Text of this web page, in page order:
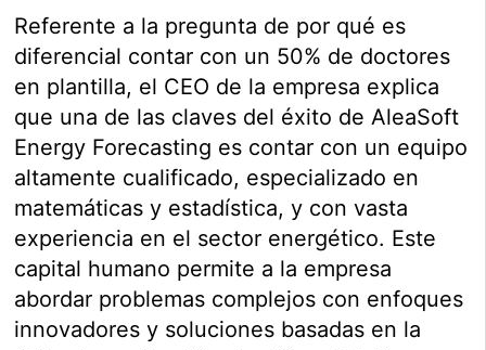
Referente a la pregunta de por qué es
diferencial contar con un 50% de doctores
en plantilla, el CEO de la empresa explica
que una de las claves del éxito de AleaSoft
Energy Forecasting es contar con un equipo
altamente cualificado, especializado en
matemáticas y estadística, y con vasta
experiencia en el sector energético. Este
capital humano permite a la empresa
abordar problemas complejos con enfoques
innovadores y soluciones basadas en la